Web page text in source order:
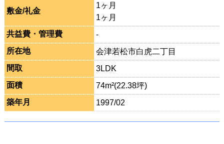
敷金/礼金
1ヶ月
1ヶ月
共益費・管理費
-
所在地
会津若松市白虎二丁目
間取
3LDK
面積
74m²(22.38坪)
築年月
1997/02